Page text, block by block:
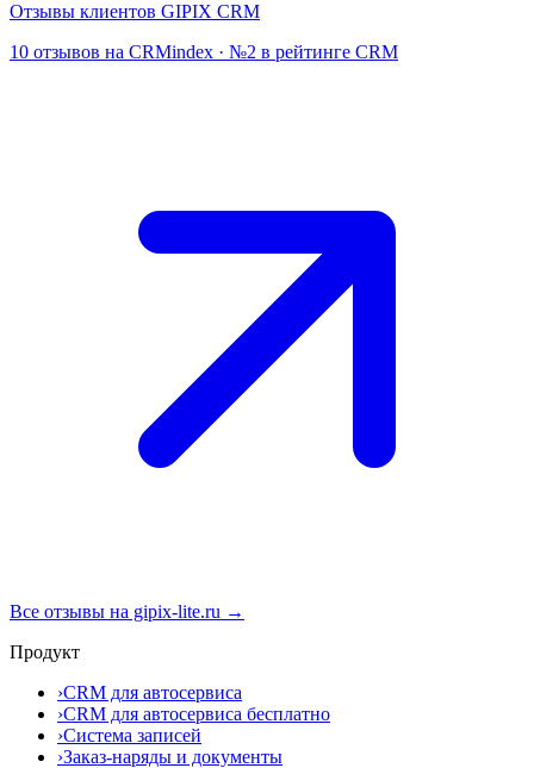
Отзывы клиентов GIPIX CRM
10 отзывов на CRMindex · №2 в рейтинге CRM
Все отзывы на gipix-lite.ru →
Продукт
›CRM для автосервиса
›CRM для автосервиса бесплатно
›Система записей
›Заказ-наряды и документы